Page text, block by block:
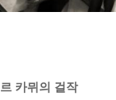
카뮈의 걸작